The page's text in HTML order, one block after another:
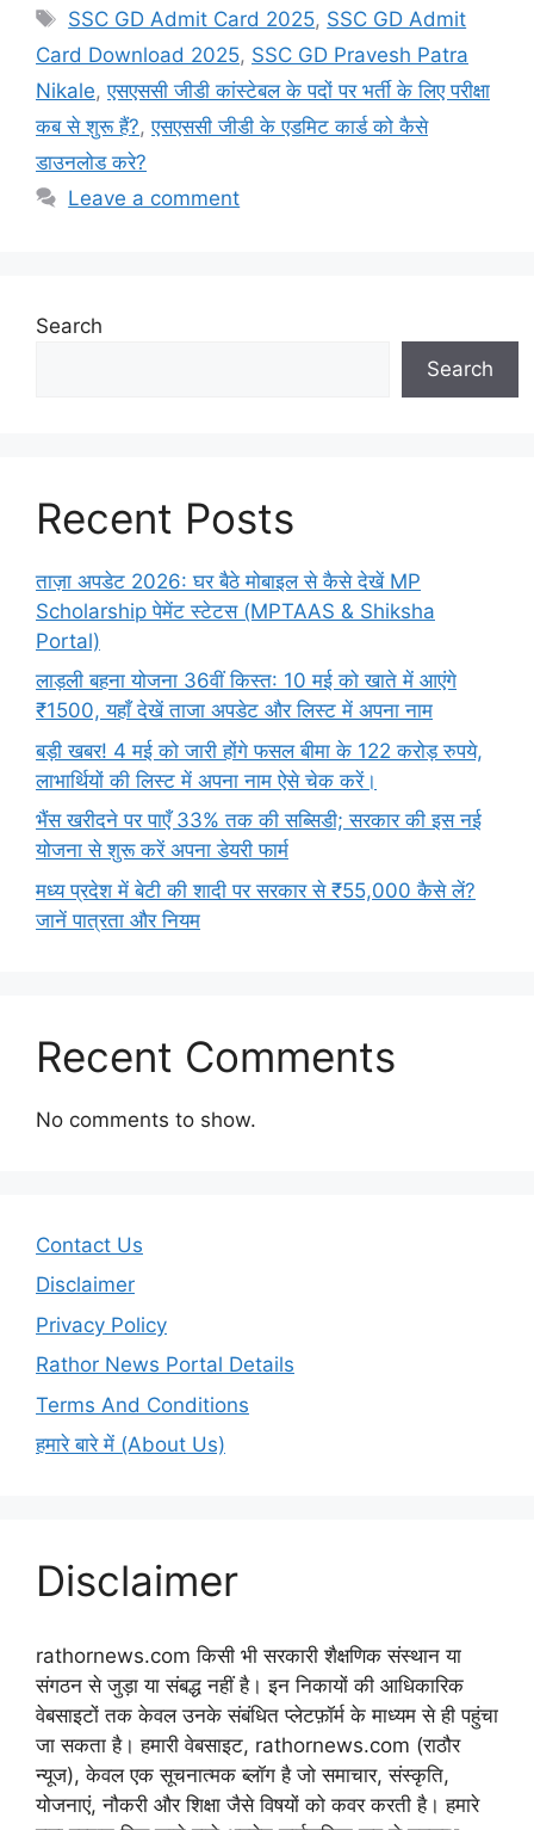
Tags
SSC GD Admit Card 2025, SSC GD Admit
Card Download 2025, SSC GD Pravesh Patra
Nikale,एसएससी जीडी कांस्टेबल के पदों पर भर्ती के लिए परीक्षा
कब से शुरू हैं?,एसएससी जीडी के एडमिट कार्ड को कैसे
डाउनलोड करे?
Leave a comment
Search
Search
Recent Posts
ताज़ा अपडेट 2026: घर बैठे मोबाइल से कैसे देखें MP
Scholarship पेमेंट स्टेटस (MPTAAS & Shiksha
Portal)
लाड़ली बहना योजना 36वीं किस्त: 10 मई को खाते में आएंगे
₹1500, यहाँ देखें ताजा अपडेट और लिस्ट में अपना नाम
बड़ी खबर! 4 मई को जारी होंगे फसल बीमा के 122 करोड़ रुपये,
लाभार्थियों की लिस्ट में अपना नाम ऐसे चेक करें।
भैंस खरीदने पर पाएँ 33% तक की सब्सिडी; सरकार की इस नई
योजना से शुरू करें अपना डेयरी फार्म
मध्य प्रदेश में बेटी की शादी पर सरकार से ₹55,000 कैसे लें?
जानें पात्रता और नियम
Recent Comments
No comments to show.
Contact Us
Disclaimer
Privacy Policy
Rathor News Portal Details
Terms And Conditions
हमारे बारे में (About Us)
Disclaimer
rathornews.com किसी भी सरकारी शैक्षणिक संस्थान या
संगठन से जुड़ा या संबद्ध नहीं है। इन निकायों की आधिकारिक
वेबसाइटों तक केवल उनके संबंधित प्लेटफ़ॉर्म के माध्यम से ही पहुंचा
जा सकता है। हमारी वेबसाइट, rathornews.com (राठौर
न्यूज), केवल एक सूचनात्मक ब्लॉग है जो समाचार, संस्कृति,
योजनाएं, नौकरी और शिक्षा जैसे विषयों को कवर करती है। हमारे